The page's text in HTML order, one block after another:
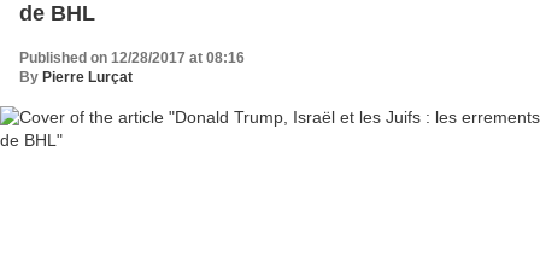
de BHL
Published on 12/28/2017 at 08:16
By Pierre Lurçat